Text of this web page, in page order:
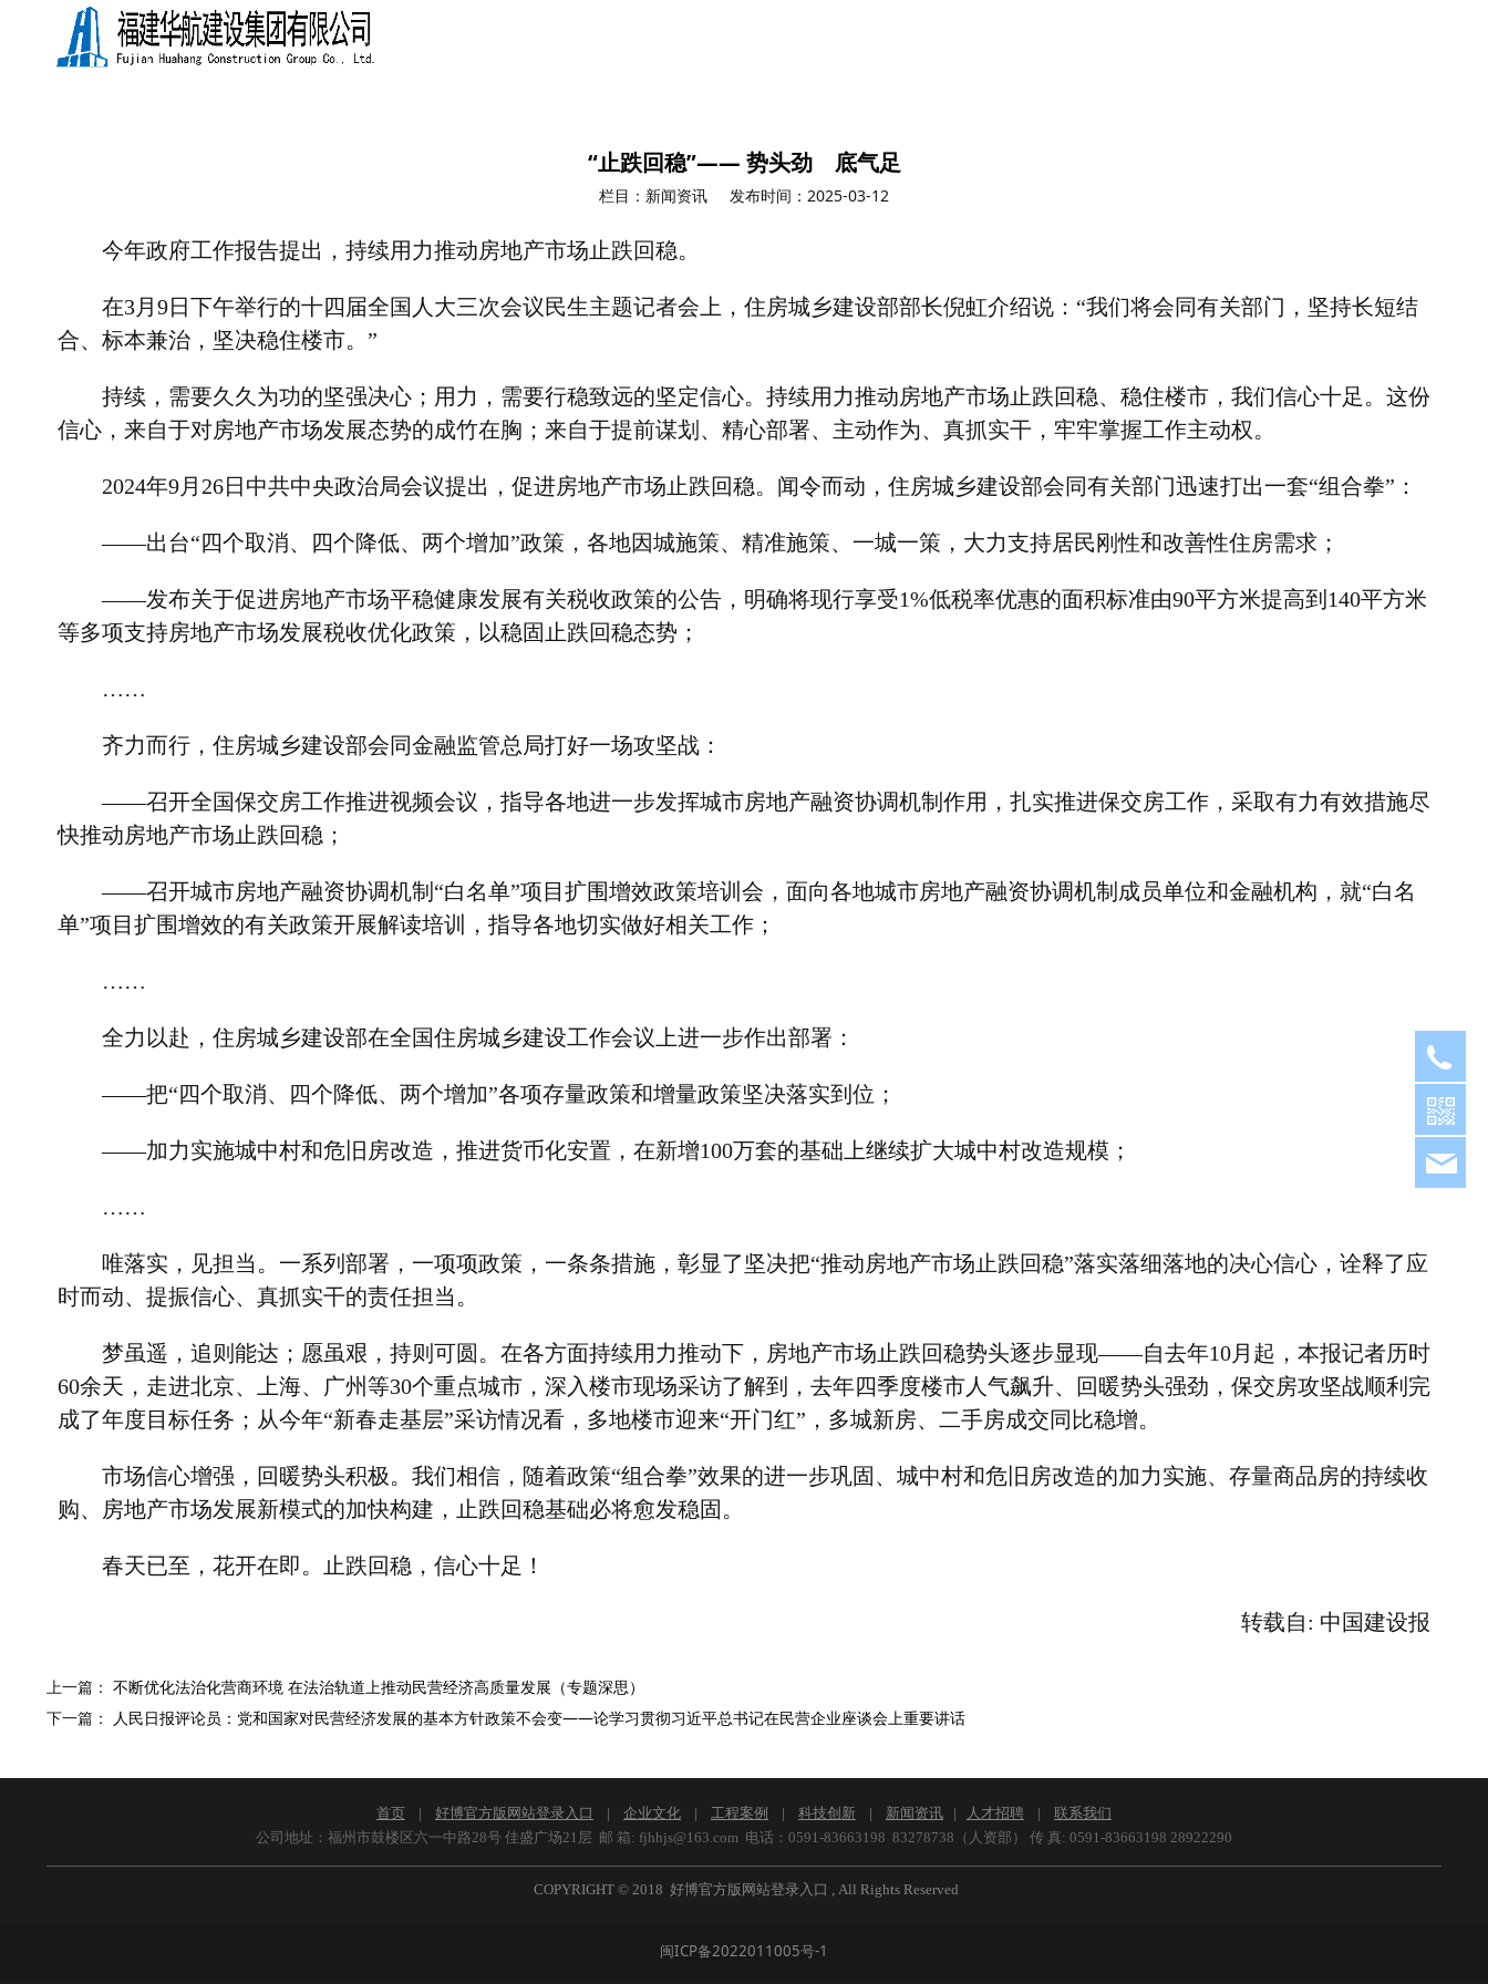
“止跌回稳”—— 势头劲 底气足
栏目：新闻资讯 发布时间：2025-03-12
今年政府工作报告提出，持续用力推动房地产市场止跌回稳。
在3月 9日下午举行的十四届全国人大三次会议民生主题记者会上，住房城乡建设部部长倪虹介绍说：“我们将会同有关部门，坚持长短结
合、标本兼治，坚决稳住楼市。”
持续，需要久久为功的坚强决心；用力，需要行稳致远的坚定信心。持续用力推动房地产市场止跌回稳、稳住楼市，我们信心十足。这份
信心，来自于对房地产市场发展态势的成竹在胸；来自于提前谋划、精心部署、主动作为、真抓实干，牢牢掌握工作主动权。
2024年9月 26日中共中央政治局会议提出，促进房地产市场止跌回稳。闻令而动，住房城乡建设部会同有关部门迅速打出一套“组合拳”：
——出台“四个取消、四个降低、两个增加”政策，各地因城施策、精准施策、一城一策，大力支持居民刚性和改善性住房需求；
——发布关于促进房地产市场平稳健康发展有关税收政策的公告，明确将现行享受1%低税率优惠的面积标准由90平方米提高到 140平方米
等多项支持房地产市场发展税收优化政策，以稳固止跌回稳态势；
……
齐力而行，住房城乡建设部会同金融监管总局打好一场攻坚战：
——召开全国保交房工作推进视频会议，指导各地进一步发挥城市房地产融资协调机制作用，扎实推进保交房工作，采取有力有效措施尽
快推动房地产市场止跌回稳；
——召开城市房地产融资协调机制“白名单”项目扩围增效政策培训会，面向各地城市房地产融资协调机制成员单位和金融机构，就“白名
单”项目扩围增效的有关政策开展解读培训，指导各地切实做好相关工作；
……
全力以赴，住房城乡建设部在全国住房城乡建设工作会议上进一步作出部署：
——把“四个取消、四个降低、两个增加”各项存量政策和增量政策坚决落实到位；
——加力实施城中村和危旧房改造，推进货币化安置，在新增100万套的基础上继续扩大城中村改造规模；
……
唯落实，见担当。一系列部署，一项项政策，一条条措施，彰显了坚决把“推动房地产市场止跌回稳”落实落细落地的决心信心，诠释了应
时而动、提振信心、真抓实干的责任担当。
梦虽遥，追则能达；愿虽艰，持则可圆。在各方面持续用力推动下，房地产市场止跌回稳势头逐步显现——自去年10月起，本报记者历时
60余天，走进北京、上海、广州等30个重点城市，深入楼市现场采访了解到，去年四季度楼市人气飙升、回暖势头强劲，保交房攻坚战顺利完
成了年度目标任务；从今年“新春走基层”采访情况看，多地楼市迎来“开门红”，多城新房、二手房成交同比稳增。
市场信心增强，回暖势头积极。我们相信，随着政策“组合拳”效果的进一步巩固、城中村和危旧房改造的加力实施、存量商品房的持续收
购、房地产市场发展新模式的加快构建，止跌回稳基础必将愈发稳固。
春天已至，花开在即。止跌回稳，信心十足！
转载自: 中国建设报
上一篇： 不断优化法治化营商环境 在法治轨道上推动民营经济高质量发展（专题深思）
下一篇：
人民日报评论员：党和国家对民营经济发展的基本方针政策不会变——论学习贯彻习近平总书记在民营企业座谈会上重要讲话
首页 | 好博官方版网站登录入口 | 企业文化 | 工程案例 | 科技创新 | 新闻资讯 | 人才招聘 | 联系我们
公司地址：福州市鼓楼区六一中路28号 佳盛广场21层 邮 箱: fjhhjs@163.com 电话：0591-83663198 83278738（人资部） 传 真: 0591-83663198 28922290
COPYRIGHT © 2018 好博官方版网站登录入口 , All Rights Reserved
闽ICP备2022011005号-1